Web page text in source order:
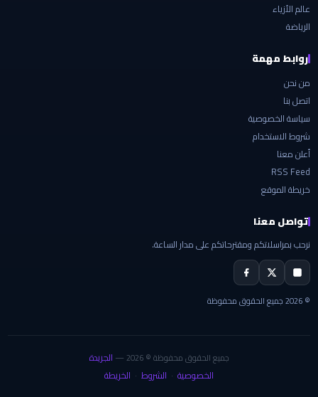
عالم الأزياء
الرياضة
روابط مهمة
من نحن
اتصل بنا
سياسة الخصوصية
شروط الاستخدام
أعلن معنا
RSS Feed
خريطة الموقع
تواصل معنا
نرحب بمراسلاتكم ومقترحاتكم على مدار الساعة.
© 2026 جميع الحقوق محفوظة
جميع الحقوق محفوظة © 2026 —
الجريدة
الخصوصية · الشروط · الخريطة